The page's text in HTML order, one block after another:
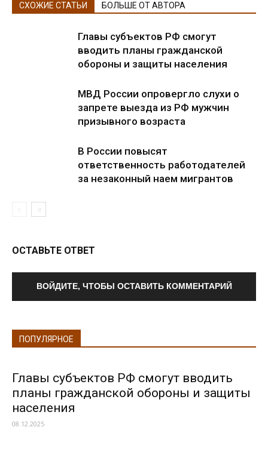
СХОЖИЕ СТАТЬИ БОЛЬШЕ ОТ АВТОРА
Главы субъектов РФ смогут
вводить планы гражданской
обороны и защиты населения
МВД России опровергло слухи о
запрете выезда из РФ мужчин
призывного возраста
В России повысят
ответственность работодателей
за незаконный наем мигрантов
ОСТАВЬТЕ ОТВЕТ
ВОЙДИТЕ, ЧТОБЫ ОСТАВИТЬ КОММЕНТАРИЙ
ПОПУЛЯРНОЕ
Главы субъектов РФ смогут вводить
планы гражданской обороны и защиты
населения
08.12.2025